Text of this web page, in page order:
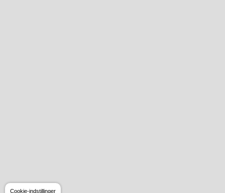
Cookie-indstillinger